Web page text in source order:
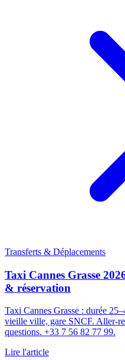
Transferts & Déplacements
Taxi Cannes Grasse
& réservation
Taxi Cannes Grasse : durée
vieille ville, gare SNCF. Aller-
questions. +33 7 56 82 77 99.
Lire l'article